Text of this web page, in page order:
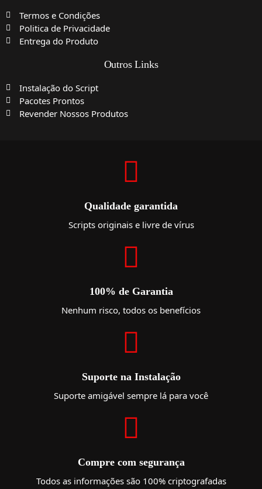
Termos e Condições
Politica de Privacidade
Entrega do Produto
Outros Links
Instalação do Script
Pacotes Prontos
Revender Nossos Produtos
Qualidade garantida
Scripts originais e livre de vírus
100% de Garantia
Nenhum risco, todos os benefícios
Suporte na Instalação
Suporte amigável sempre lá para você
Compre com segurança
Todos as informações são 100% criptografadas